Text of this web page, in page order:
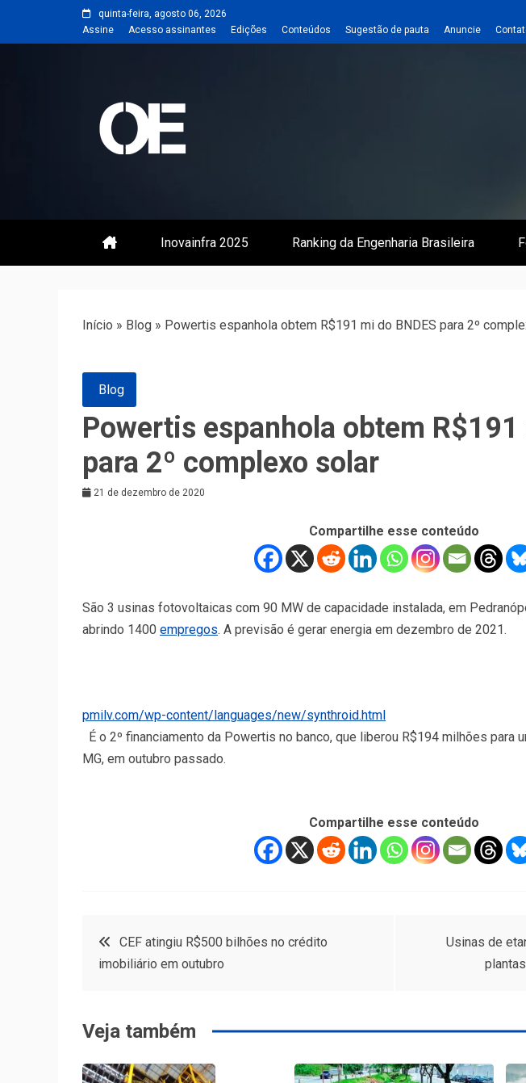
quinta-feira, agosto 06, 2026
Assine
Acesso assinantes Edições Conteúdos Sugestão de pauta Anuncie
Revista | O
Inovainfra 2025 Ranking da Engenharia Brasileira
Início » Blog » Powertis espanhola obtem R$191 mi do BNDES para 2º
Blog
Powertis espanhola obtem R$191
para 2º complexo solar
21 de dezembro de 2020
Compartilhe esse conteúdo
São 3 usinas fotovoltaicas com 90 MW de capacidade instalada, em
abrindo 1400 empregos. A previsão é gerar energia em dezembro de 2021.
pmilv.com/wp-content/languages/new/synthroid.html
É o 2º financiamento da Powertis no banco, que liberou R$194 milhões para
MG, em outubro passado.
Compartilhe esse conteúdo
Navegação
Post
CEF atingiu R$500 bilhões no crédito
imobiliário em outubro
Usinas de
Veja também